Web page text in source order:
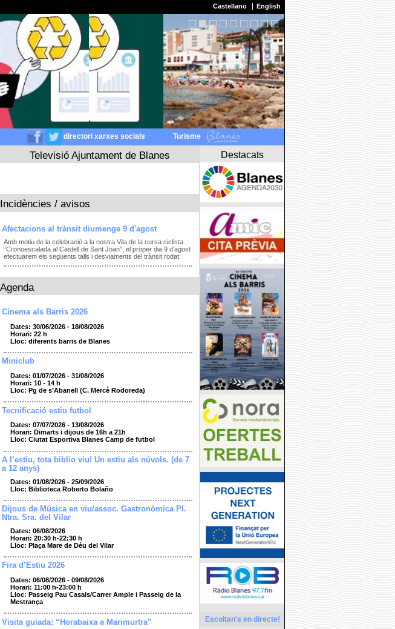
Castellano English
directori xarxes socials Turisme
Televisió Ajuntament de Blanes
Incidències / avisos
Afectacions al trànsit diumenge 9 d'agost
Amb motiu de la celebració a la nostra Vila de la cursa ciclista
“Cronoescalada al Castell de Sant Joan”, el proper dia 9 d’agost
efectuarem els següents talls i desviaments del trànsit rodat:
Agenda
Cinema als Barris 2026
Dates: 30/06/2026 - 18/08/2026
Horari: 22 h
Lloc: diferents barris de Blanes
Miniclub
Dates: 01/07/2026 - 31/08/2026
Horari: 10 - 14 h
Lloc: Pg de s’Abanell (C. Mercè Rodoreda)
Tecnificació estiu futbol
Dates: 07/07/2026 - 13/08/2026
Horari: Dimarts i dijous de 16h a 21h
Lloc: Ciutat Esportiva Blanes Camp de futbol
A l’estiu, tota biblio viu! Un estiu als núvols. (de 7
a 12 anys)
Dates: 01/08/2026 - 25/09/2026
Lloc: Biblioteca Roberto Bolaño
Dijous de Música en viu/assoc. Gastronòmica Pl.
Ntra. Sra. del Vilar
Dates: 06/08/2026
Horari: 20:30 h-22:30 h
Lloc: Plaça Mare de Déu del Vilar
Fira d’Estiu 2026
Dates: 06/08/2026 - 09/08/2026
Horari: 11:00 h-23:00 h
Lloc: Passeig Pau Casals/Carrer Ample i Passeig de la
Mestrança
Visita guiada: “Horabaixa a Marimurtra”
Destacats
Escoltan's en directe!